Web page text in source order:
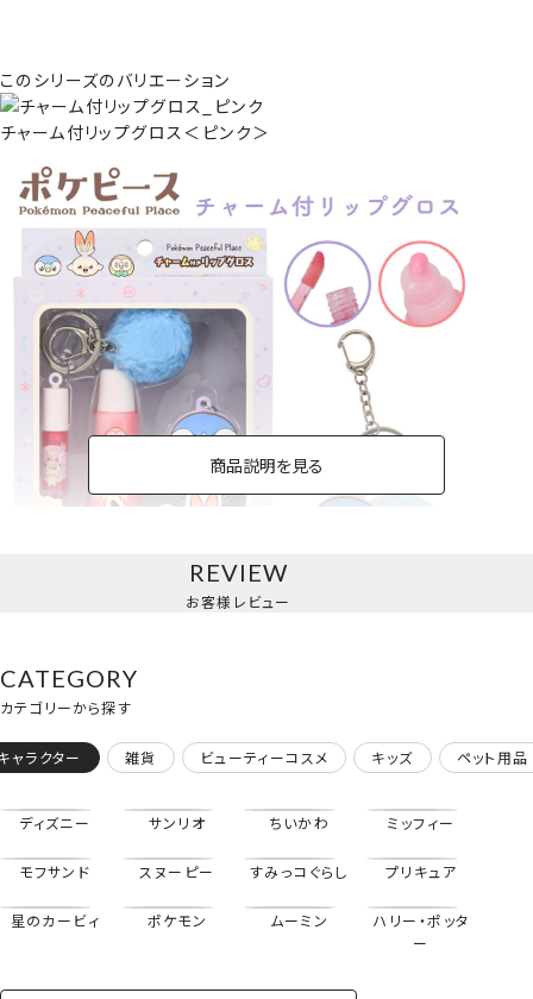
このシリーズのバリエーション
チャーム付リップグロス＜ピンク＞
色付リップクリーム＜ピンク＞
商品説明を見る
REVIEW
お客様レビュー
CATEGORY
カテゴリーから探す
ャラクター 雑貨 ビューティーコスメ キッズ ペット用品
ディズニー サンリオ ちいかわ ミッフィー
モフサンド スヌーピー すみっコぐらし プリキュア
星のカービィ ポケモン ムーミン
ハリー・ポッタ
ー